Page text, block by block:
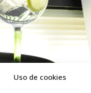
Uso de cookies